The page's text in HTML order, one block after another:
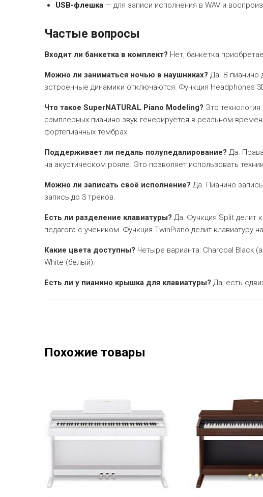
USB-флешка — для записи исполнения в WAV и
Частые вопросы
Входит ли банкетка в комплект? Нет, банкетка
Можно ли заниматься ночью в наушниках? Да. В пианино
встроенные динамики отключаются. Функция Headphones
Что такое SuperNATURAL Piano Modeling? Это
сэмплерных пианино звук генерируется в реальном
фортепианных тембрах.
Поддерживает ли педаль полупедалирование? Да.
на акустическом рояле. Это позволяет использовать
Можно ли записать своё исполнение? Да. Пианино
запись до 3 треков.
Есть ли разделение клавиатуры? Да. Функция Split делит
педагога с учеником. Функция TwinPiano делит клавиатуру
Какие цвета доступны? Четыре варианта: Charcoal Black
White (белый).
Есть ли у пианино крышка для клавиатуры? Да, есть
Похожие товары